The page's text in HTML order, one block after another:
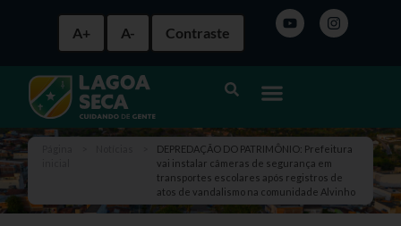
A+ A- Contraste
⁠⁠⁠⁠⁠DEPREDAÇÃO DO PATRIMÔNIO: Prefeitura
vai instalar câmeras de segurança em
transportes escolares após registros de
atos de vandalismo na comunidade Alvinho